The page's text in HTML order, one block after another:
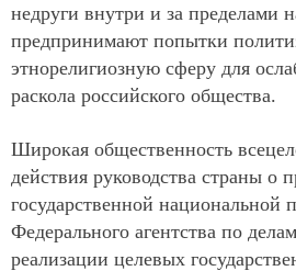
недруги внутри и за пределами
предпринимают попытки
этнорелигиозную сферу для
раскола российского общества.
Широкая общественность
действия руководства страны о
государственной национальной
Федерального агентства по
реализации целевых